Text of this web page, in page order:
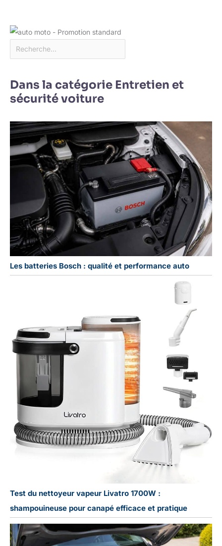
Dans la catégorie Entretien et
sécurité voiture
Les batteries Bosch : qualité et performance auto
Test du nettoyeur vapeur Livatro 1700W :
shampouineuse pour canapé efficace et pratique